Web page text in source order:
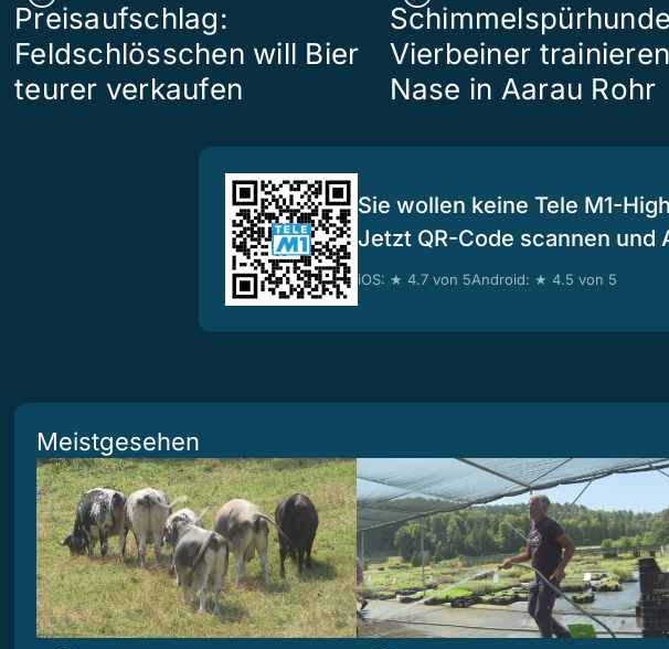
Preisaufschlag:
Feldschlösschen will Bier
teurer verkaufen
Vierbeiner
Nase in Aarau Rohr
Sie wollen keine Tele M1-
Jetzt QR-Code scannen und
iOS: ★ 4.7 von 5Android: ★ 4.5 von 5
Meistgesehen